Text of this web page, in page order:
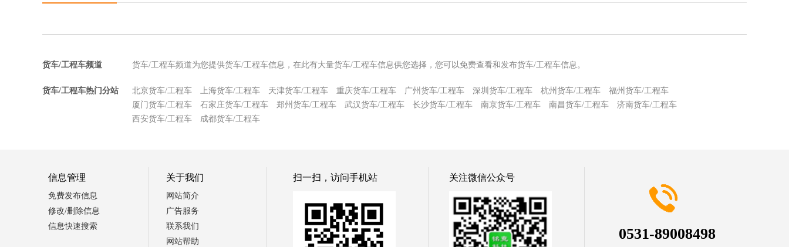
货车/工程车频道 货车/工程车频道为您提供货车/工程车信息，在此有大量货车/工程车信息供您选择，您可以免费查看和发布货车/工程车信息。
货车/工程车热门分站 北京货车/工程车 上海货车/工程车 天津货车/工程车 重庆货车/工程车 广州货车/工程车 深圳货车/工程车 杭州货车/工程车
福州货车/工程车
厦门货车/工程车
石家庄货车/工程车 郑州货车/工程车 武汉货车/工程车 长沙货车/工程车 南京货车/工程车 南昌货车/工程车
济南货车/工程车
西安货车/工程车
成都货车/工程车
信息管理
免费发布信息
修改/删除信息
信息快速搜索
关于我们
网站简介
广告服务
联系我们
网站帮助
扫一扫，访问手机站 关注微信公众号
0531-89008498